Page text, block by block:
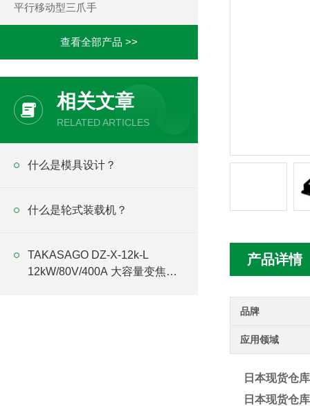
产品详情
品牌
应用领域
日本现货仓
日本现货仓
平行移动型三爪手
查看全部产品 >>
相关文章
RELATED ARTICLES
什么是模具设计？
什么是轮式装载机？
TAKASAGO DZ-X-12k-L
12kW/80V/400A 大容量变焦直